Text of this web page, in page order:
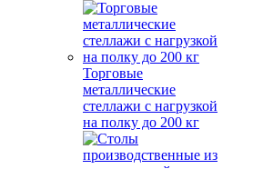
Торговые
металлические
стеллажи с нагрузкой
на полку до 200 кг